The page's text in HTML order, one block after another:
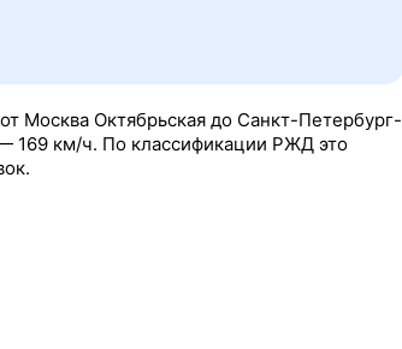
Москва Октябрьская до Санкт-Петербург-
169 км/ч. По классификации РЖД это